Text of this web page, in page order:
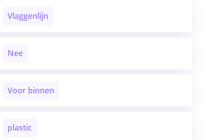
Vlaggenlijn
Nee
Voor binnen
plastic